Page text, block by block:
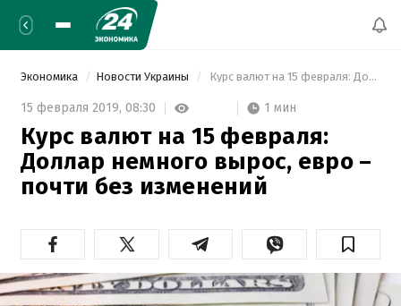
Экономика Новости Украины Курс валют на 15 февраля: Доллар немного вырос, евро – почти без изменений
15 февраля 2019, 08:30 1 мин
Курс валют на 15 февраля:
Доллар немного вырос, евро –
почти без изменений